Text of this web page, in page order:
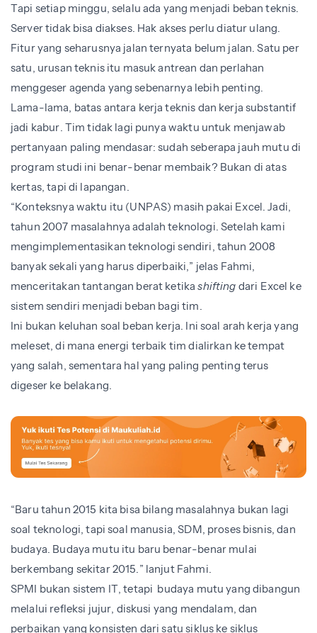
Tapi setiap minggu, selalu ada yang menjadi beban teknis.
Server tidak bisa diakses. Hak akses perlu diatur ulang.
Fitur yang seharusnya jalan ternyata belum jalan. Satu per
satu, urusan teknis itu masuk antrean dan perlahan
menggeser agenda yang sebenarnya lebih penting.
Lama-lama, batas antara kerja teknis dan kerja substantif
jadi kabur. Tim tidak lagi punya waktu untuk menjawab
pertanyaan paling mendasar: sudah seberapa jauh mutu di
program studi ini benar-benar membaik? Bukan di atas
kertas, tapi di lapangan.
“Konteksnya waktu itu (UNPAS) masih pakai Excel. Jadi,
tahun 2007 masalahnya adalah teknologi. Setelah kami
mengimplementasikan teknologi sendiri, tahun 2008
banyak sekali yang harus diperbaiki,” jelas Fahmi,
menceritakan tantangan berat ketikashifting dari Excel ke
sistem sendiri menjadi beban bagi tim.
Ini bukan keluhan soal beban kerja. Ini soal arah kerja yang
meleset, di mana energi terbaik tim dialirkan ke tempat
yang salah, sementara hal yang paling penting terus
digeser ke belakang.
“Baru tahun 2015 kita bisa bilang masalahnya bukan lagi
soal teknologi, tapi soal manusia, SDM, proses bisnis, dan
budaya. Budaya mutu itu baru benar-benar mulai
berkembang sekitar 2015.” lanjut Fahmi.
SPMI bukan sistem IT, tetapi budaya mutu yang dibangun
melalui refleksi jujur, diskusi yang mendalam, dan
perbaikan yang konsisten dari satu siklus ke siklus